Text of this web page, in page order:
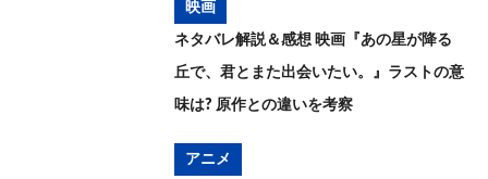
映画
ネタバレ解説＆感想 映画『あの星が降る
丘で、君とまた出会いたい。』ラストの意
味は? 原作との違いを考察
アニメ